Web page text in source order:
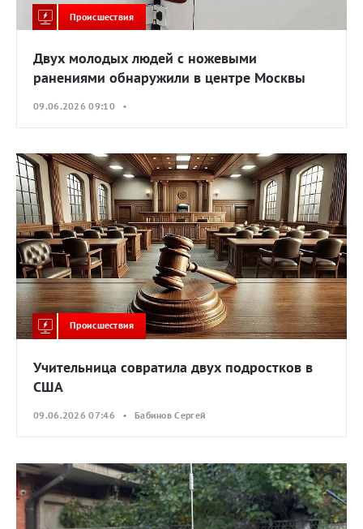
Происшествия
Двух молодых людей с ножевыми
ранениями обнаружили в центре Москвы
09.06.2026 09:10 •
Происшествия
Учительница совратила двух подростков в
США
09.06.2026 07:46 • Бабинов Сергей